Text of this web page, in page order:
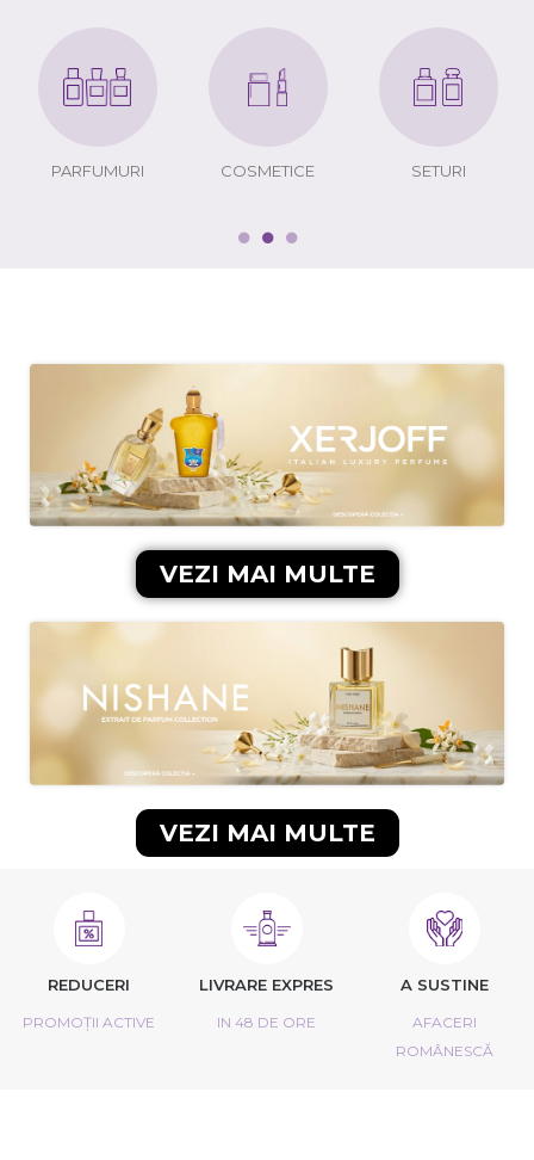
PARFUMURI COSMETICE SETURI
VEZI MAI MULTE
VEZI MAI MULTE
REDUCERI
PROMOȚII ACTIVE
LIVRARE EXPRES
IN 48 DE ORE
A SUSTINE
AFACERI
ROMÂNESCĂ